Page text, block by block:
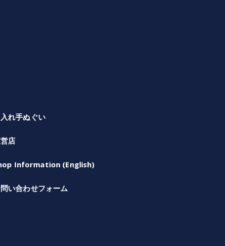
れ手ぬぐい
店
Information (English)
い合わせフォーム